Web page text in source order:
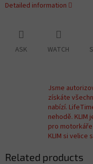
Detailed information
ASK WATCH
Jsme
získáte
nabízí.
nehodě. KLIM
pro
KLIM si velice
Related products